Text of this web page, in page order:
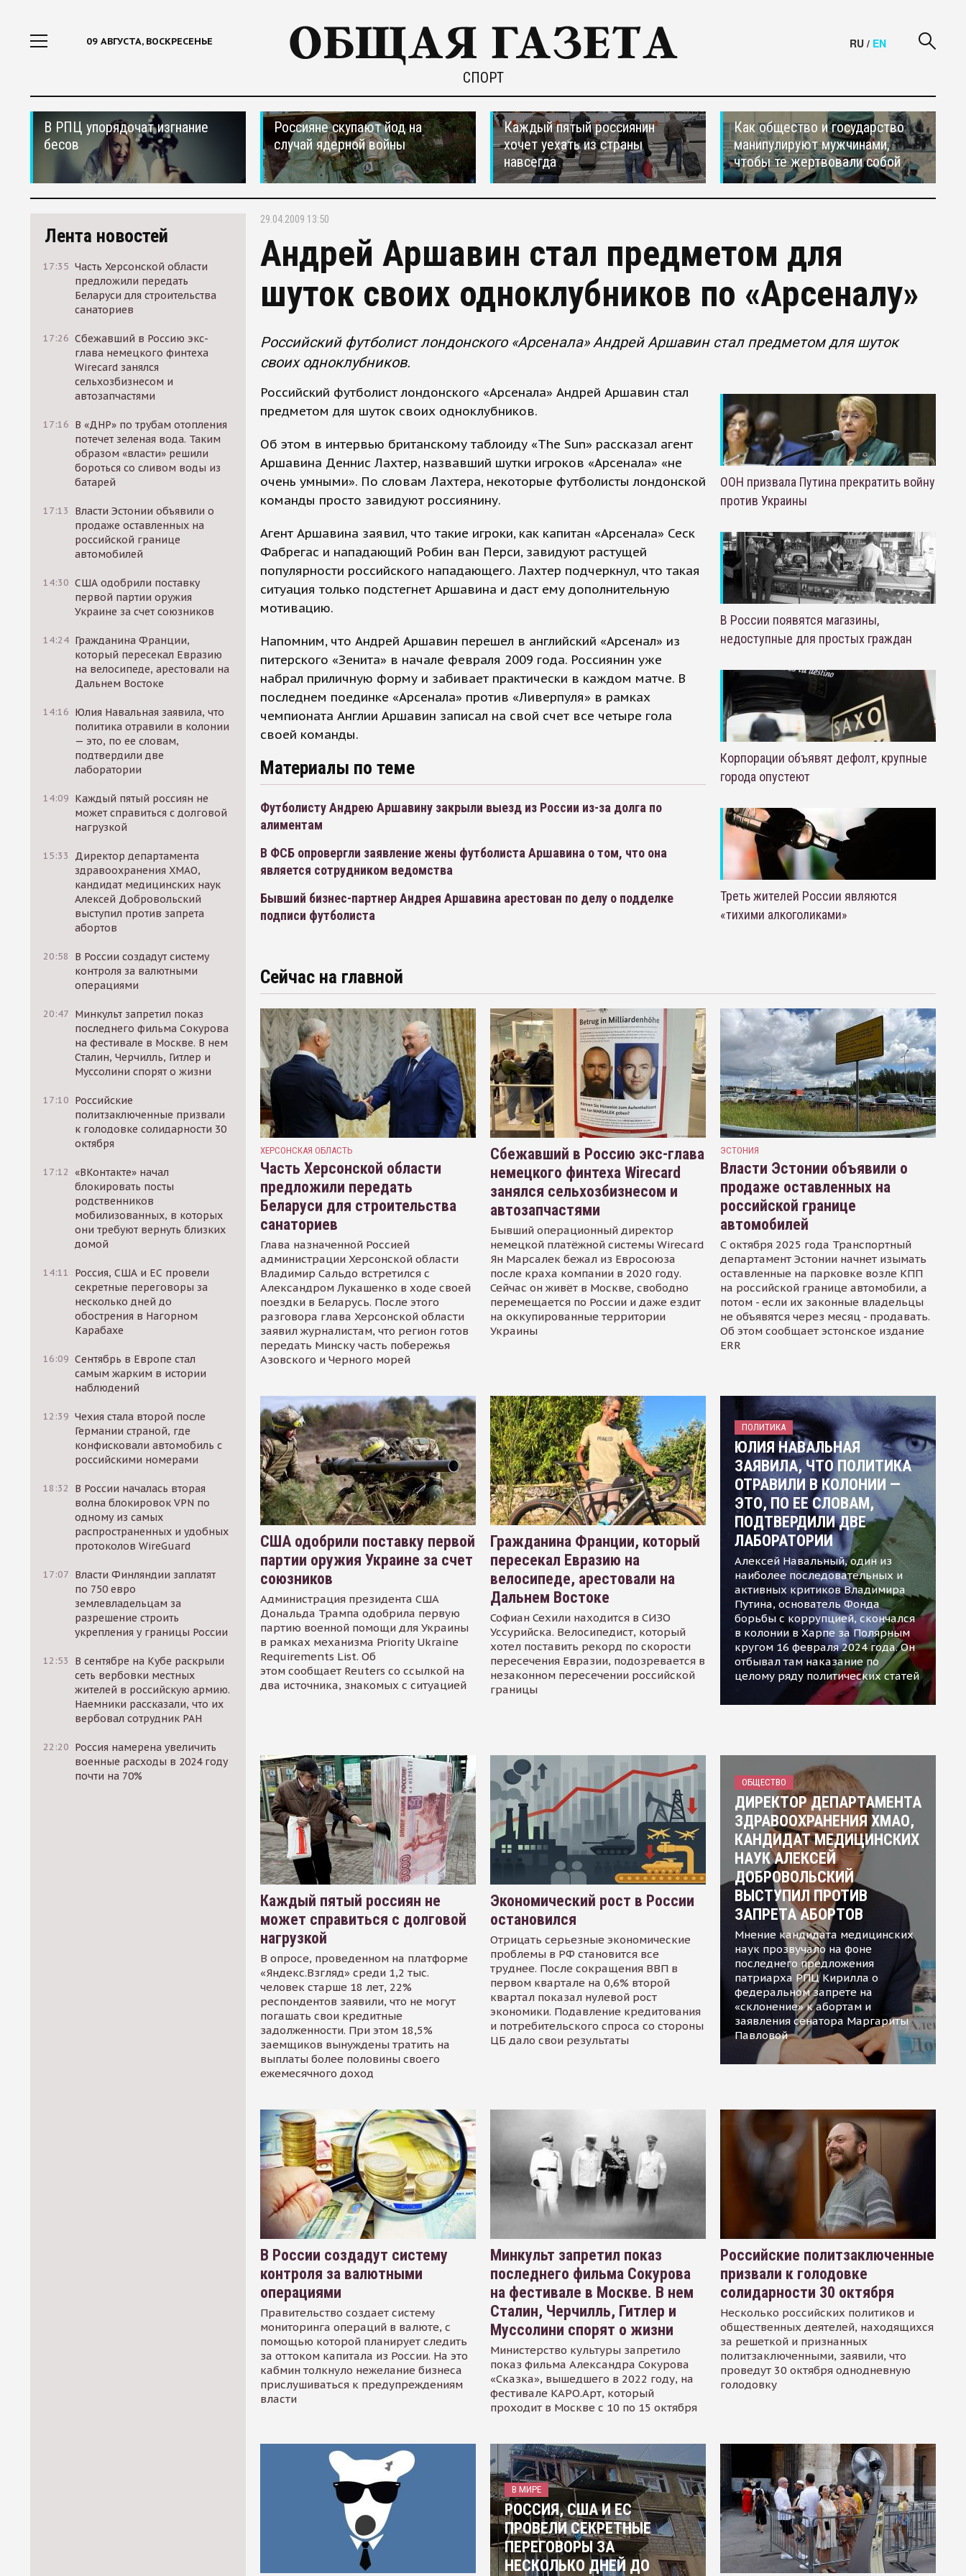
09 АВГУСТА, ВОСКРЕСЕНЬЕ
СПОРТ
RU / EN
В РПЦ упорядочат изгнание
бесов
Россияне скупают йод на
случай ядерной войны
Каждый пятый россиянин
хочет уехать из страны
навсегда
Как общество и государство
манипулируют мужчинами,
чтобы те жертвовали собой
Лента новостей
17:35 Часть Херсонской области
предложили передать
Беларуси для строительства
санаториев
17:26 Сбежавший в Россию экс-
глава немецкого финтеха
Wirecard занялся
сельхозбизнесом и
автозапчастями
17:16 В «ДНР» по трубам отопления
потечет зеленая вода. Таким
образом «власти» решили
бороться со сливом воды из
батарей
17:13
Власти Эстонии объявили о
продаже оставленных на
российской границе
автомобилей
14:30 США одобрили поставку
первой партии оружия
Украине за счет союзников
14:24 Гражданина Франции,
который пересекал Евразию
на велосипеде, арестовали на
Дальнем Востоке
14:16 Юлия Навальная заявила, что
политика отравили в колонии
— это, по ее словам,
подтвердили две
лаборатории
14:09 Каждый пятый россиян не
может справиться с долговой
нагрузкой
15:33
Директор департамента
здравоохранения ХМАО,
кандидат медицинских наук
Алексей Добровольский
выступил против запрета
абортов
20:58
В России создадут систему
контроля за валютными
операциями
20:47 Минкульт запретил показ
последнего фильма Сокурова
на фестивале в Москве. В нем
Сталин, Черчилль, Гитлер и
Муссолини спорят о жизни
17:10 Российские
политзаключенные призвали
к голодовке солидарности 30
октября
17:12 «ВКонтакте» начал
блокировать посты
родственников
мобилизованных, в которых
они требуют вернуть близких
домой
14:11
Россия, США и ЕС провели
секретные переговоры за
несколько дней до
обострения в Нагорном
Карабахе
16:09 Сентябрь в Европе стал
самым жарким в истории
наблюдений
12:39 Чехия стала второй после
Германии страной, где
конфисковали автомобиль с
российскими номерами
18:32
В России началась вторая
волна блокировок VPN по
одному из самых
распространенных и удобных
протоколов WireGuard
17:07 Власти Финляндии заплатят
по 750 евро
землевладельцам за
разрешение строить
укрепления у границы России
12:53
В сентябре на Кубе раскрыли
сеть вербовки местных
жителей в российскую армию.
Наемники рассказали, что их
вербовал сотрудник РАН
22:20 Россия намерена увеличить
военные расходы в 2024 году
почти на 70%
29.04.2009 13:50
Андрей Аршавин стал предметом для
шуток своих одноклубников по «Арсеналу»
Российский футболист лондонского «Арсенала» Андрей Аршавин стал предметом для шуток
своих одноклубников.
Российский футболист лондонского «Арсенала» Андрей Аршавин стал
предметом для шуток своих одноклубников.
Об этом в интервью британскому таблоиду «The Sun» рассказал агент
Аршавина Деннис Лахтер, назвавший шутки игроков «Арсенала» «не
очень умными». По словам Лахтера, некоторые футболисты лондонской
команды просто завидуют россиянину.
Агент Аршавина заявил, что такие игроки, как капитан «Арсенала» Сеск
Фабрегас и нападающий Робин ван Перси, завидуют растущей
популярности российского нападающего. Лахтер подчеркнул, что такая
ситуация только подстегнет Аршавина и даст ему дополнительную
мотивацию.
Напомним, что Андрей Аршавин перешел в английский «Арсенал» из
питерского «Зенита» в начале февраля 2009 года. Россиянин уже
набрал приличную форму и забивает практически в каждом матче. В
последнем поединке «Арсенала» против «Ливерпуля» в рамках
чемпионата Англии Аршавин записал на свой счет все четыре гола
своей команды.
Материалы по теме
Футболисту Андрею Аршавину закрыли выезд из России из-за долга по
алиментам
В ФСБ опровергли заявление жены футболиста Аршавина о том, что она
является сотрудником ведомства
Бывший бизнес-партнер Андрея Аршавина арестован по делу о подделке
подписи футболиста
ООН призвала Путина прекратить войну
против Украины
В России появятся магазины,
недоступные для простых граждан
Корпорации объявят дефолт, крупные
города опустеют
Треть жителей России являются
«тихими алкоголиками»
Сейчас на главной
ХЕРСОНСКАЯ ОБЛАСТЬ
Часть Херсонской области
предложили передать
Беларуси для строительства
санаториев
Глава назначенной Россией
администрации Херсонской области
Владимир Сальдо встретился с
Александром Лукашенко в ходе своей
поездки в Беларусь. После этого
разговора глава Херсонской области
заявил журналистам, что регион готов
передать Минску часть побережья
Азовского и Черного морей
Сбежавший в Россию экс-глава
немецкого финтеха Wirecard
занялся сельхозбизнесом и
автозапчастями
Бывший операционный директор
немецкой платёжной системы Wirecard
Ян Марсалек бежал из Евросоюза
после краха компании в 2020 году.
Сейчас он живёт в Москве, свободно
перемещается по России и даже ездит
на оккупированные территории
Украины
ЭСТОНИЯ
Власти Эстонии объявили о
продаже оставленных на
российской границе
автомобилей
С октября 2025 года Транспортный
департамент Эстонии начнет изымать
оставленные на парковке возле КПП
на российской границе автомобили, а
потом - если их законные владельцы
не объявятся через месяц - продавать.
Об этом сообщает эстонское издание
ERR
США одобрили поставку первой
партии оружия Украине за счет
союзников
Администрация президента США
Дональда Трампа одобрила первую
партию военной помощи для Украины
в рамках механизма Priority Ukraine
Requirements List. Об
этом сообщает Reuters со ссылкой на
два источника, знакомых с ситуацией
Гражданина Франции, который
пересекал Евразию на
велосипеде, арестовали на
Дальнем Востоке
Софиан Сехили находится в СИЗО
Уссурийска. Велосипедист, который
хотел поставить рекорд по скорости
пересечения Евразии, подозревается в
незаконном пересечении российской
границы
ПОЛИТИКА
ЮЛИЯ НАВАЛЬНАЯ
ЗАЯВИЛА, ЧТО ПОЛИТИКА
ОТРАВИЛИ В КОЛОНИИ —
ЭТО, ПО ЕЕ СЛОВАМ,
ПОДТВЕРДИЛИ ДВЕ
ЛАБОРАТОРИИ
Алексей Навальный, один из
наиболее последовательных и
активных критиков Владимира
Путина, основатель Фонда
борьбы с коррупцией, скончался
в колонии в Харпе за Полярным
кругом 16 февраля 2024 года. Он
отбывал там наказание по
целому ряду политических статей
Каждый пятый россиян не
может справиться с долговой
нагрузкой
В опросе, проведенном на платформе
«Яндекс.Взгляд» среди 1,2 тыс.
человек старше 18 лет, 22%
респондентов заявили, что не могут
погашать свои кредитные
задолженности. При этом 18,5%
заемщиков вынуждены тратить на
выплаты более половины своего
ежемесячного доход
Экономический рост в России
остановился
Отрицать серьезные экономические
проблемы в РФ становится все
труднее. После сокращения ВВП в
первом квартале на 0,6% второй
квартал показал нулевой рост
экономики. Подавление кредитования
и потребительского спроса со стороны
ЦБ дало свои результаты
ОБЩЕСТВО
ДИРЕКТОР ДЕПАРТАМЕНТА
ЗДРАВООХРАНЕНИЯ ХМАО,
КАНДИДАТ МЕДИЦИНСКИХ
НАУК АЛЕКСЕЙ
ДОБРОВОЛЬСКИЙ
ВЫСТУПИЛ ПРОТИВ
ЗАПРЕТА АБОРТОВ
Мнение кандидата медицинских
наук прозвучало на фоне
последнего предложения
патриарха РПЦ Кирилла о
федеральном запрете на
«склонение» к абортам и
заявления сенатора Маргариты
Павловой
В России создадут систему
контроля за валютными
операциями
Правительство создает систему
мониторинга операций в валюте, с
помощью которой планирует следить
за оттоком капитала из России. На это
кабмин толкнуло нежелание бизнеса
прислушиваться к предупреждениям
власти
Минкульт запретил показ
последнего фильма Сокурова
на фестивале в Москве. В нем
Сталин, Черчилль, Гитлер и
Муссолини спорят о жизни
Министерство культуры запретило
показ фильма Александра Сокурова
«Сказка», вышедшего в 2022 году, на
фестивале КАРО.Арт, который
проходит в Москве с 10 по 15 октября
Российские политзаключенные
призвали к голодовке
солидарности 30 октября
Несколько российских политиков и
общественных деятелей, находящихся
за решеткой и признанных
политзаключенными, заявили, что
проведут 30 октября однодневную
голодовку
В МИРЕ
РОССИЯ, США И ЕС
ПРОВЕЛИ СЕКРЕТНЫЕ
ПЕРЕГОВОРЫ ЗА
НЕСКОЛЬКО ДНЕЙ ДО